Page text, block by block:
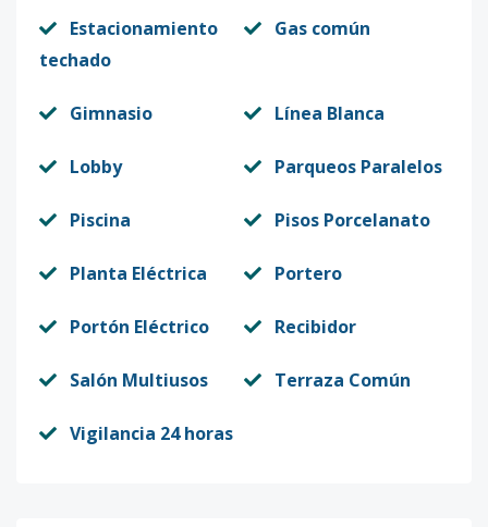
Estacionamiento
techado
Gas común
Gimnasio Línea Blanca
Lobby Parqueos Paralelos
Piscina Pisos Porcelanato
Planta Eléctrica Portero
Portón Eléctrico Recibidor
Salón Multiusos Terraza Común
Vigilancia 24 horas